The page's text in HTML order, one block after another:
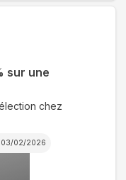
sur une
chez
03/02/2026